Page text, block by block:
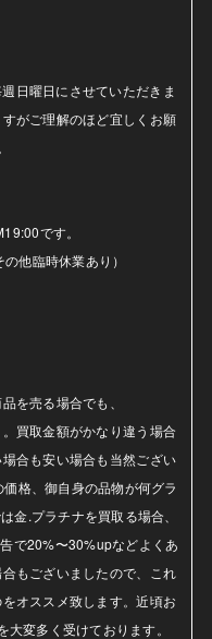
日曜日にさせていただきま
がご理解のほど宜しくお願
です。
他臨時休業あり）
を売る場合でも、
買取金額がかなり違う場合
合も安い場合も当然ござい
格、御自身の品物が何グラ
金.プラチナを買取る場合、
で20%〜30%upなどよくあ
もございましたので、これ
オススメ致します。近頃お
変多く受けております。